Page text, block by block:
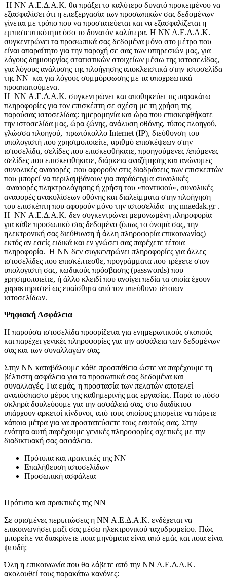
Η NN Α.Ε.Δ.Α.Κ. θα πράξει το καλύτερο δυνατό προκειμένου να
εξασφαλίσει ότι η επεξεργασία των προσωπικών σας δεδομένων
γίνεται με τρόπο που να προστατεύεται και να εξασφαλίζεται η
εμπιστευτικότητα όσο το δυνατόν καλύτερα. Η ΝΝ Α.Ε.Δ.Α.Κ.
συγκεντρώνει τα προσωπικά σας δεδομένα μόνο στο μέτρο που
είναι απαραίτητο για την παροχή σε σας των υπηρεσιών μας, για
λόγους δημιουργίας στατιστικών στοιχείων μέσω της ιστοσελίδας,
για λόγους ανάλυσης της πλοήγησης αποκλειστικά στην ιστοσελίδα
της ΝΝ και για λόγους συμμόρφωσης με τα υποχρεωτικά
προαπαιτούμενα.
H NN Α.Ε.Δ.Α.Κ. συγκεντρώνει και αποθηκεύει τις παρακάτω
πληροφορίες για τον επισκέπτη σε σχέση με τη χρήση της
παρούσας ιστοσελίδας: ημερομηνία και ώρα που επισκεφθήκατε
την ιστοσελίδα μας, ώρα ζώνης, ανάλυση οθόνης, τύπος πλοηγού,
γλώσσα πλοηγού, πρωτόκολλο Internet (IP), διεύθυνση του
υπολογιστή που χρησιμοποιείτε, αριθμό επισκέψεων στην
ιστοσελίδα, σελίδες που επισκεφθήκατε, προηγούμενες /επόμενες
σελίδες που επισκεφθήκατε, διάρκεια αναζήτησης και ανώνυμες
συνολικές αναφορές που αφορούν στις διαδράσεις των επισκεπτών
που μπορεί να περιλαμβάνουν για παράδειγμα συνολικές
αναφορές πληκτρολόγησης ή χρήση του «ποντικιού», συνολικές
αναφορές ανακυλίσεων οθόνης και διαλείμματα στην πλοήγηση
του επισκέπτη που αφορούν μόνο την ιστοσελίδα της nnaedak.gr .
H NN Α.Ε.Δ.Α.Κ. δεν συγκεντρώνει μεμονωμένη πληροφορία
για κάθε προσωπικό σας δεδομένο (όπως το όνομά σας, την
ηλεκτρονική σας διεύθυνση ή άλλη πληροφορία επικοινωνίας)
εκτός αν εσείς ειδικά και εν γνώσει σας παρέχετε τέτοια
πληροφορία. H NN δεν συγκεντρώνει πληροφορίες για άλλες
ιστοσελίδες που επισκέπτεσθε, προγράμματα που τρέχετε στον
υπολογιστή σας, κωδικούς πρόσβασης (passwords) που
χρησιμοποιείτε, ή άλλο κλειδί που ανοίγει πεδία τα οποία έχουν
χαρακτηριστεί ως ευαίσθητα από τον υπεύθυνο τέτοιων
ιστοσελίδων.
Ψηφιακή Ασφάλεια
Η παρούσα ιστοσελίδα προορίζεται για ενημερωτικούς σκοπούς
και παρέχει γενικές πληροφορίες για την ασφάλεια των δεδομένων
σας και των συναλλαγών σας.
Στην ΝΝ καταβάλουμε κάθε προσπάθεια ώστε να παρέχουμε τη
βέλτιστη ασφάλεια για τα προσωπικά σας δεδομένα και
συναλλαγές. Για εμάς, η προστασία των πελατών αποτελεί
αναπόσπαστο μέρος της καθημερινής μας εργασίας. Παρά το πόσο
σκληρά δουλεύουμε για την ασφάλειά σας, στο διαδίκτυο
υπάρχουν αρκετοί κίνδυνοι, από τους οποίους μπορείτε να πάρετε
κάποια μέτρα για να προστατεύσετε τους εαυτούς σας. Στην
ενότητα αυτή παρέχουμε γενικές πληροφορίες σχετικές με την
διαδικτυακή σας ασφάλεια.
Πρότυπα και πρακτικές της NN
Επαλήθευση ιστοσελίδων
Προσωπική ασφάλεια
Πρότυπα και πρακτικές της NN
Σε ορισμένες περιπτώσεις η NN Α.Ε.Δ.Α.Κ. ενδέχεται να
επικοινωνήσει μαζί σας μέσω ηλεκτρονικού ταχυδρομείου. Πώς
μπορείτε να διακρίνετε ποια μηνύματα είναι από εμάς και ποια είναι
ψευδή;
Όλη η επικοινωνία που θα λάβετε από την NN Α.Ε.Δ.Α.Κ.
ακολουθεί τους παρακάτω κανόνες: